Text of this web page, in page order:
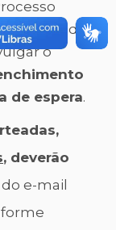
ingresso de
o
de espera.
, deverão
e-mail